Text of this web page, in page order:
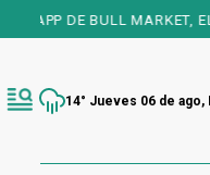
EL AGENTE FINTECH
14° Jueves 06 de